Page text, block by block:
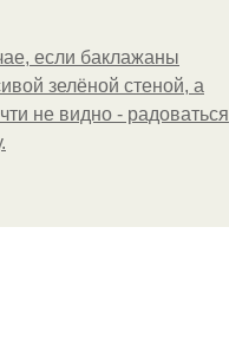
если баклажаны
зелёной стеной, а
не видно - радоваться